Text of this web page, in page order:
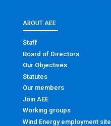
ABOUT AEE
Staff
Board of Directors
Our Objectives
Statutes
Our members
Join AEE
Working groups
Wind Energy employment site